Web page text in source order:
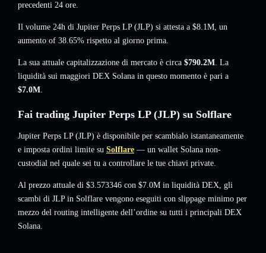
precedenti 24 ore.
Il volume 24h di Jupiter Perps LP (JLP) si attesta a $8.1M, un
aumento of 38.65% rispetto al giorno prima.
La sua attuale capitalizzazione di mercato è circa $790.2M. La
liquidità sui maggiori DEX Solana in questo momento è pari a
$7.0M.
Fai trading Jupiter Perps LP (JLP) su Solflare
Jupiter Perps LP (JLP) è disponibile per scambialo istantaneamente
e imposta ordini limite su Solflare — un wallet Solana non-
custodial nel quale sei tu a controllare le tue chiavi private.
Al prezzo attuale di $3.573346 con $7.0M in liquidità DEX, gli
scambi di JLP in Solflare vengono eseguiti con slippage minimo per
mezzo del routing intelligente dell’ordine su tutti i principali DEX
Solana.